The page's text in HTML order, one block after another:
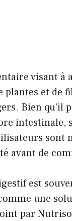
visant
et de
Bien qu’il
intestinale,
sont
avant de
est
une
par